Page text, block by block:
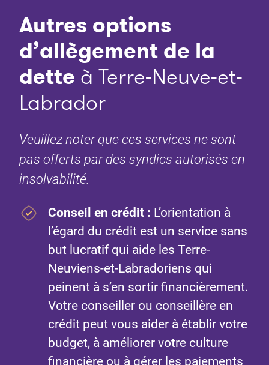
Autres options
d’allègement de la
dette à Terre-Neuve-et-
Labrador
Veuillez noter que ces services ne sont
pas offerts par des syndics autorisés en
insolvabilité.
Conseil en crédit : L’orientation à
l’égard du crédit est un service sans
but lucratif qui aide les Terre-
Neuviens-et-Labradoriens qui
peinent à s’en sortir financièrement.
Votre conseiller ou conseillère en
crédit peut vous aider à établir votre
budget, à améliorer votre culture
financière ou à gérer les paiements